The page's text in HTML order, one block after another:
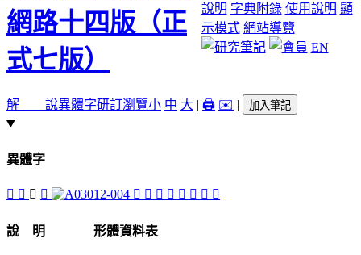
說明 字典附錄 使用說明 顯
示模式 網站導覽
EN
解 說異體字研訂瀏覽小 中 大 | 🖨️ ✉️ | 加入筆記
異體字
󴓂 󴓅 󴓃 󴓄 󴓀 󴒻 󴓁 󴒿 󴒾 󴒼 󴒽 󴓆
說 明 形體資料表